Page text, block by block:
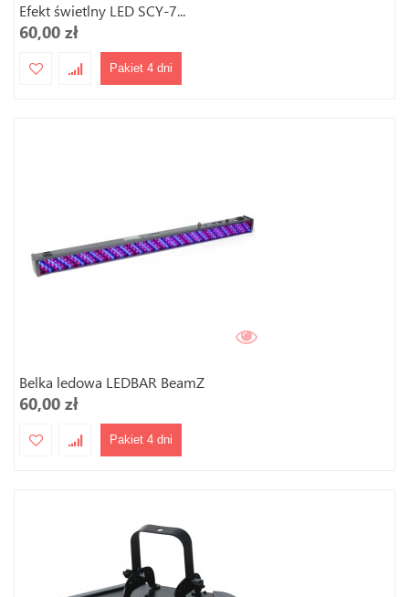
Efekt świetlny LED SCY-7...
60,00 zł
Pakiet 4 dni
Belka ledowa LEDBAR BeamZ
60,00 zł
Pakiet 4 dni